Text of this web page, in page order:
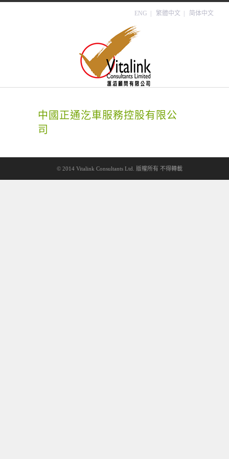
ENG | 繁體中文 | 简体中文
中國正通汔車服務控股有限公
司
© 2014 Vitalink Consultants Ltd. 版權所有 不得轉載